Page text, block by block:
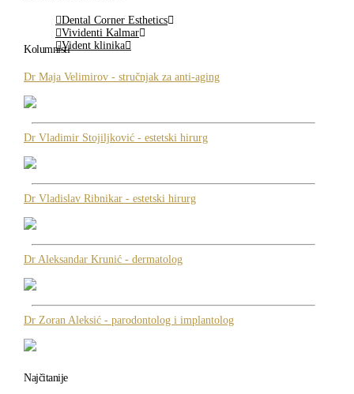
Dental Corner Esthetics
Vividenti Kalmar
Vident klinika
Kolumnisti
Dr Maja Velimirov - stručnjak za anti-aging
Dr Vladimir Stojiljković - estetski hirurg
Dr Vladislav Ribnikar - estetski hirurg
Dr Aleksandar Krunić - dermatolog
Dr Zoran Aleksić - parodontolog i implantolog
Najčitanije